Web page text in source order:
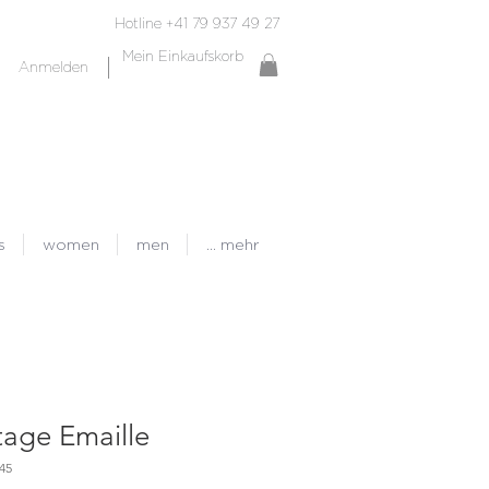
Hotline +41 79 937 49 27
Mein Einkaufskorb
Anmelden
women men ... mehr
Emaille